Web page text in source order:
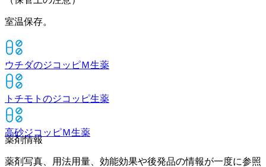
室温保存。
ウチダのジコッピＭ生薬
トチモトのジコッピ生薬
高砂ジコッピＭ生薬
薬剤情報
薬剤写真、用法用量、効能効果や後発品の情報が一度に参照